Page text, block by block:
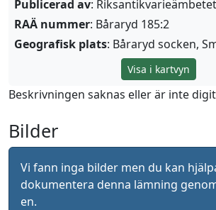
Publicerad av: Riksantikvarieämbetet
RAÄ nummer: Båraryd 185:2
Geografisk plats: Båraryd socken,
Visa i kartvyn
Beskrivningen saknas eller är inte
Bilder
Vi fann inga bilder men du kan
dokumentera denna lämning
en.